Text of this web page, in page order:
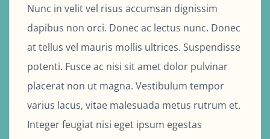
Nunc in velit vel risus accumsan dignissim
dapibus non orci. Donec ac lectus nunc. Donec
at tellus vel mauris mollis ultrices. Suspendisse
potenti. Fusce ac nisi sit amet dolor pulvinar
placerat non ut magna. Vestibulum tempor
varius lacus, vitae malesuada metus rutrum et.
Integer feugiat nisi eget ipsum egestas